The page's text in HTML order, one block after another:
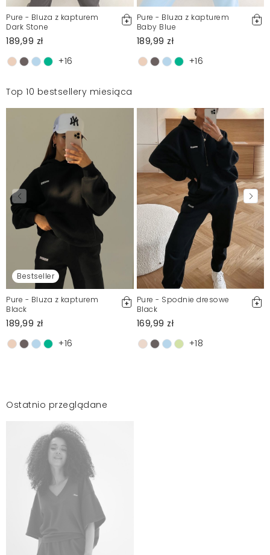
Pure - Bluza z kapturem
Dark Stone
189,99 zł
+16
Pure - Bluza z kapturem
Baby Blue
189,99 zł
+16
Top 10 bestsellery miesiąca
Bestseller
Pure - Bluza z kapturem
Black
189,99 zł
+16
Pure - Spodnie dresowe
Black
169,99 zł
+18
Ostatnio przeglądane